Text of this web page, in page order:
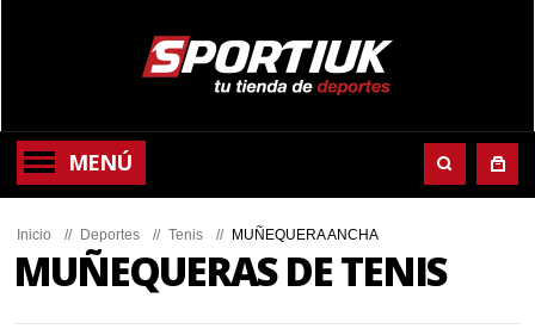
MENÚ
Inicio // Deportes // Tenis // MUÑEQUERA ANCHA
MUÑEQUERAS DE TENIS